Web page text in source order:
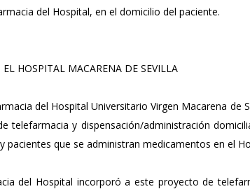
del Hospital, en el domicilio del paciente.
HOSPITAL MACARENA DE SEVILLA
del Hospital Universitario Virgen Macarena de
telefarmacia y dispensación/administración
pacientes que se administran medicamentos en el
del Hospital incorporó a este proyecto de